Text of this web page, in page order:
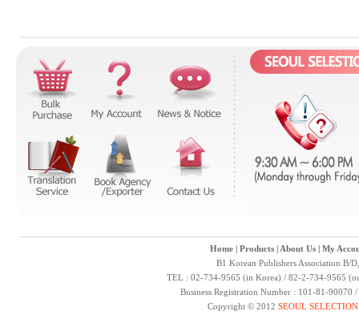
Home| Products| About Us| My
B1 Korean Publishers Association B/
TEL : 02-734-9565 (in Korea) / 82-2-734-9565
Business Registration Number : 101-81-
Copyright © 2012 SEOUL SELECTION